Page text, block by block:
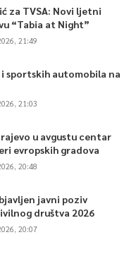
za TVSA: Novi ljetni
“Tabia at Night”
21:49
sportskih automobila na
21:03
u avgustu centar
evropskih gradova
20:48
javni poziv
društva 2026
20:07